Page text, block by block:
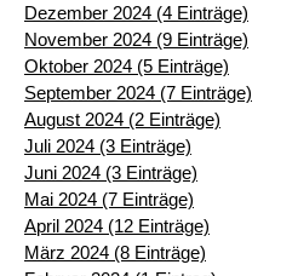
Dezember 2024 (4 Einträge)
November 2024 (9 Einträge)
Oktober 2024 (5 Einträge)
September 2024 (7 Einträge)
August 2024 (2 Einträge)
Juli 2024 (3 Einträge)
Juni 2024 (3 Einträge)
Mai 2024 (7 Einträge)
April 2024 (12 Einträge)
März 2024 (8 Einträge)